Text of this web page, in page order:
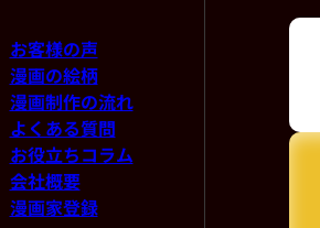
お客様の声
漫画の絵柄
漫画制作の流れ
よくある質問
お役立ちコラム
会社概要
漫画家登録